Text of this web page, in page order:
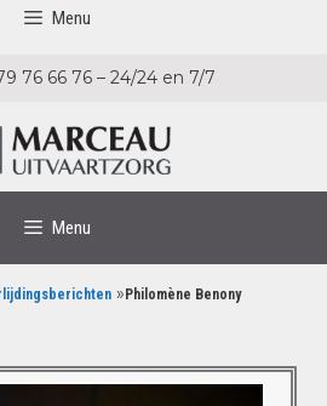
Menu
76 66 76 – 24/24 en 7/7
Menu
»Philomène Benony